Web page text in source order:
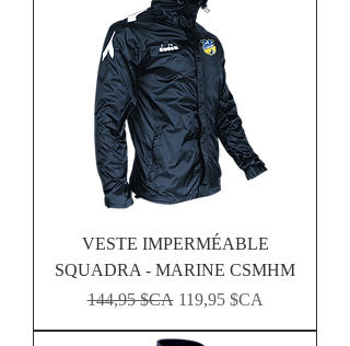
VESTE IMPERMÉABLE
SQUADRA - MARINE CSMHM
Prix original
144,95 $CA Prix promotionnel
119,95 $CA